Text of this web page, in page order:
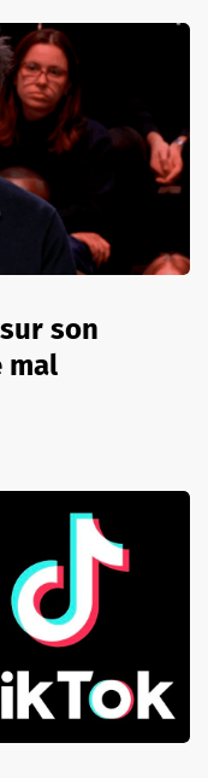
son
mal